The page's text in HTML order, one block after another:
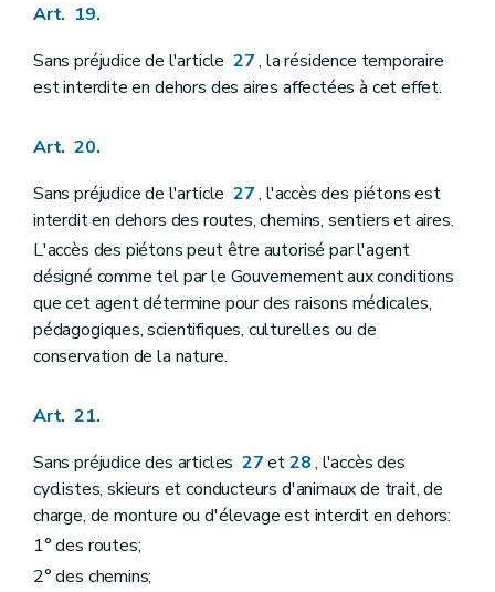
Art. 19.
Sans préjudice de l'article 27, la résidence temporaire
est interdite en dehors des aires affectées à cet effet.
Art. 20.
Sans préjudice de l'article 27, l'accès des piétons est
interdit en dehors des routes, chemins, sentiers et aires.
L'accès des piétons peut être autorisé par l'agent
désigné comme tel par le Gouvernement aux conditions
que cet agent détermine pour des raisons médicales,
pédagogiques, scientifiques, culturelles ou de
conservation de la nature.
Art. 21.
Sans préjudice des articles 27et28, l'accès des
cyclistes, skieurs et conducteurs d'animaux de trait, de
charge, de monture ou d'élevage est interdit en dehors:
1° des routes;
2° des chemins;